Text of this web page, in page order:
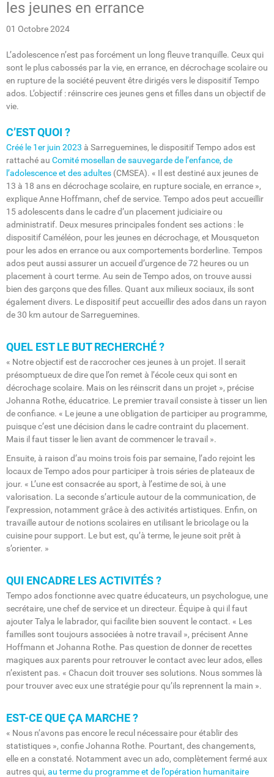
les jeunes en errance
01 Octobre 2024
L’adolescence n’est pas forcément un long fleuve tranquille. Ceux qui
sont le plus cabossés par la vie, en errance, en décrochage scolaire ou
en rupture de la société peuvent être dirigés vers le dispositif Tempo
ados. L’objectif : réinscrire ces jeunes gens et filles dans un objectif de
vie.
C’EST QUOI ?
Créé le 1er juin 2023 à Sarreguemines, le dispositif Tempo ados est
rattaché au Comité mosellan de sauvegarde de l’enfance, de
l’adolescence et des adultes (CMSEA). « Il est destiné aux jeunes de
13 à 18 ans en décrochage scolaire, en rupture sociale, en errance »,
explique Anne Hoffmann, chef de service. Tempo ados peut accueillir
15 adolescents dans le cadre d’un placement judiciaire ou
administratif. Deux mesures principales fondent ses actions : le
dispositif Caméléon, pour les jeunes en décrochage, et Mousqueton
pour les ados en errance ou aux comportements borderline. Tempos
ados peut aussi assurer un accueil d’urgence de 72 heures ou un
placement à court terme. Au sein de Tempo ados, on trouve aussi
bien des garçons que des filles. Quant aux milieux sociaux, ils sont
également divers. Le dispositif peut accueillir des ados dans un rayon
de 30 km autour de Sarreguemines.
QUEL EST LE BUT RECHERCHÉ ?
« Notre objectif est de raccrocher ces jeunes à un projet. Il serait
présomptueux de dire que l’on remet à l’école ceux qui sont en
décrochage scolaire. Mais on les réinscrit dans un projet », précise
Johanna Rothe, éducatrice. Le premier travail consiste à tisser un lien
de confiance. « Le jeune a une obligation de participer au programme,
puisque c’est une décision dans le cadre contraint du placement.
Mais il faut tisser le lien avant de commencer le travail ».
Ensuite, à raison d’au moins trois fois par semaine, l’ado rejoint les
locaux de Tempo ados pour participer à trois séries de plateaux de
jour. « L’une est consacrée au sport, à l’estime de soi, à une
valorisation. La seconde s’articule autour de la communication, de
l’expression, notamment grâce à des activités artistiques. Enfin, on
travaille autour de notions scolaires en utilisant le bricolage ou la
cuisine pour support. Le but est, qu’à terme, le jeune soit prêt à
s’orienter. »
QUI ENCADRE LES ACTIVITÉS ?
Tempo ados fonctionne avec quatre éducateurs, un psychologue, une
secrétaire, une chef de service et un directeur. Équipe à qui il faut
ajouter Talya le labrador, qui facilite bien souvent le contact. « Les
familles sont toujours associées à notre travail », précisent Anne
Hoffmann et Johanna Rothe. Pas question de donner de recettes
magiques aux parents pour retrouver le contact avec leur ados, elles
n’existent pas. « Chacun doit trouver ses solutions. Nous sommes là
pour trouver avec eux une stratégie pour qu’ils reprennent la main ».
EST-CE QUE ÇA MARCHE ?
« Nous n’avons pas encore le recul nécessaire pour établir des
statistiques », confie Johanna Rothe. Pourtant, des changements,
elle en a constaté. Notamment avec un ado, complètement fermé aux
autres qui, au terme du programme et de l’opération humanitaire